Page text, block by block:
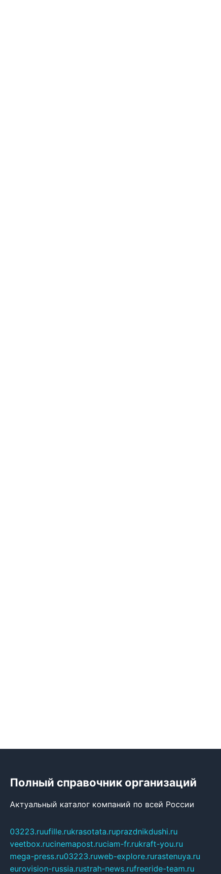
Полный справочник организаций
Актуальный каталог компаний по всей России
03223.ruufille.rukrasotata.ruprazdnikdushi.ru
veetbox.rucinemapost.ruciam-fr.rukraft-you.ru
mega-press.ru03223.ruweb-explore.rurastenuya.ru
eurovision-russia.rustrah-news.rufreeride-team.ru